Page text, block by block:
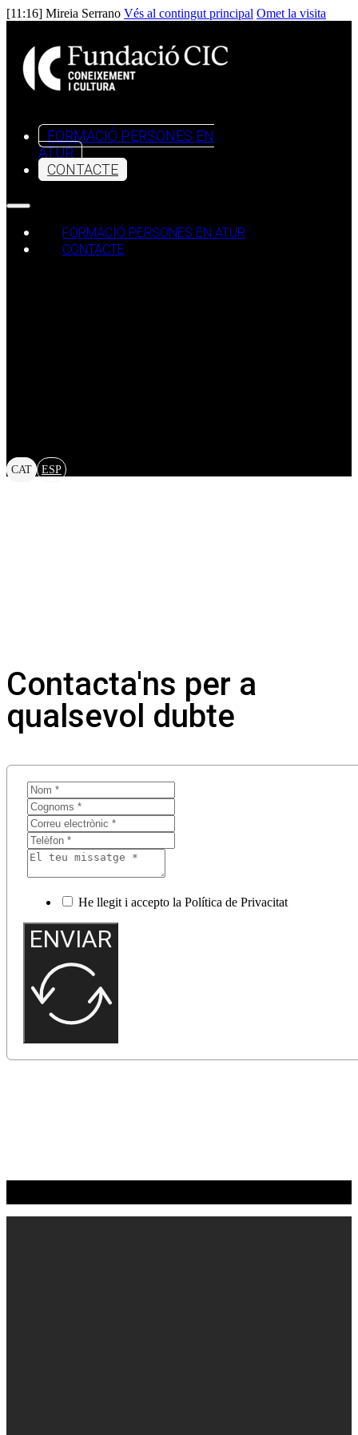
[11:16] Mireia Serrano Vés al contingut principal Omet la visita
FORMACIÓ PERSONES EN
ATUR
CONTACTE
FORMACIÓ PERSONES EN ATUR
CONTACTE
CAT ESP
Contacta'ns per a
qualsevol dubte
He llegit i accepto la Política de Privacitat
ENVIAR